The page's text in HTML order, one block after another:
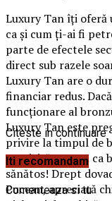
Luxury Tan îţi oferă
ca şi cum ţi-ai fi
parte de efectele
direct sub razele
Luxury Tan are o
financiar redus.
funcţionare al
Luxury Tan este
privire la timpul de
potrivită pentru ca
sănătos! Drept
Pucean, apreciată
Citeste in continuare
Iti recomandam
Comenteaza si tu